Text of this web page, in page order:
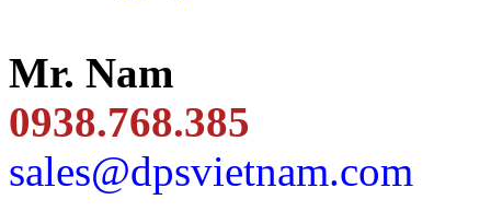
Mr. Nam
0938.768.385
sales@dpsvietnam.com